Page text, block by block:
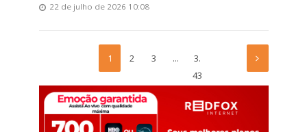
22 de julho de 2026 10:08
1 2 3 …
3.
43